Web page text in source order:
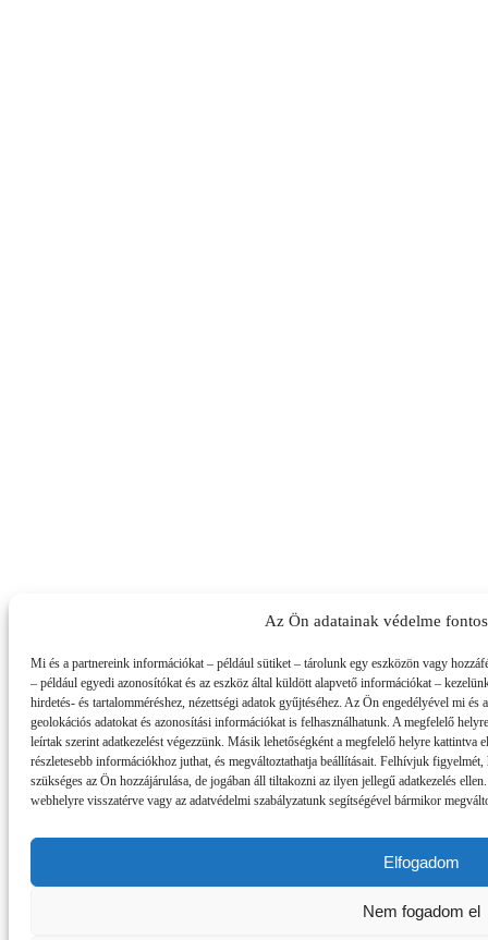
Az Ön adatainak védelme
Mi és a partnereink információkat – például sütiket – tárolunk egy eszközön vagy
– például egyedi azonosítókat és az eszköz által küldött alapvető információkat –
hirdetés- és tartalomméréshez, nézettségi adatok gyűjtéséhez. Az Ön engedélyével mi
geolokációs adatokat és azonosítási információkat is felhasználhatunk. A megfelelő
leírtak szerint adatkezelést végezzünk. Másik lehetőségként a megfelelő helyre kattintva
részletesebb információkhoz juthat, és megváltoztathatja beállításait. Felhívjuk
szükséges az Ön hozzájárulása, de jogában áll tiltakozni az ilyen jellegű adatkezelés
webhelyre visszatérve vagy az adatvédelmi szabályzatunk segítségével bármikor
Elfogadom
Nem fogadom el